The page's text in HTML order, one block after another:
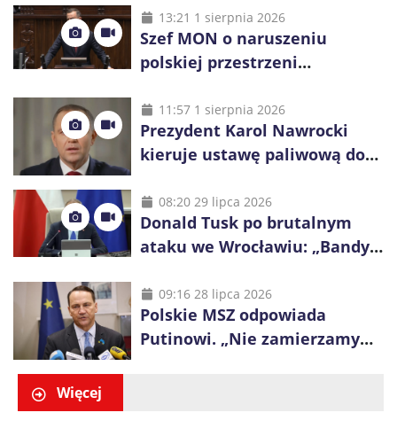
13:21 1 sierpnia 2026
Szef MON o naruszeniu
polskiej przestrzeni
zostałaby zestrzelona”
11:57 1 sierpnia 2026
Prezydent Karol Nawrocki
kieruje ustawę paliwową do
Ostrzega przed podwyżkami
08:20 29 lipca 2026
Donald Tusk po brutalnym
ataku we Wrocławiu: „Bandyci
polskich ulicach”
09:16 28 lipca 2026
Polskie MSZ odpowiada
Putinowi. „Nie zamierzamy
Więcej